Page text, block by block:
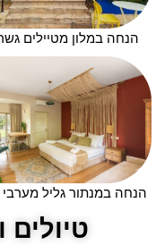
הנחה במלון מטיילים גשר
הנחה במנתור גליל מערבי